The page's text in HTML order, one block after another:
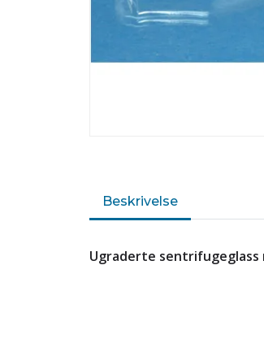
Beskrivelse
Ugraderte sentrifugeglass